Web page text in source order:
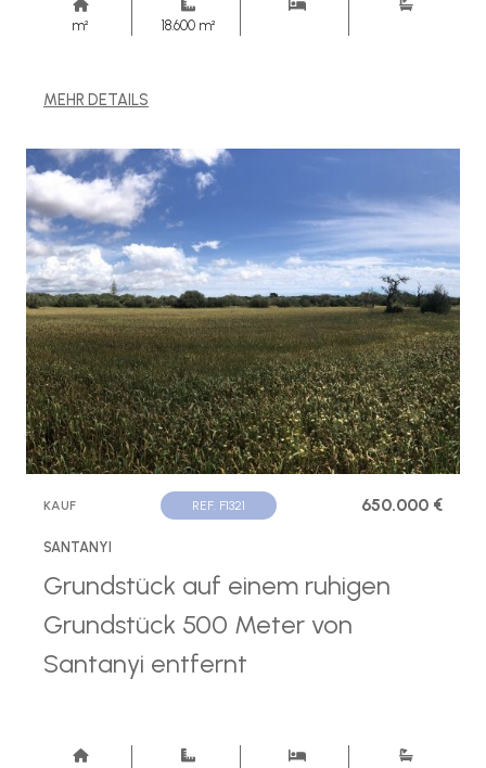
m² 18.600 m²
MEHR DETAILS
KAUF REF. F1321 650.000 €
SANTANYI
Grundstück auf einem ruhigen
Grundstück 500 Meter von
Santanyi entfernt